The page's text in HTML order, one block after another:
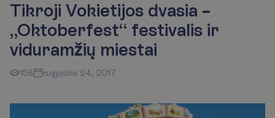
Tikroji Vokietijos dvasia –
„Oktoberfest“ festivalis ir
viduramžių miestai
158 rugpjūtis 24, 2017